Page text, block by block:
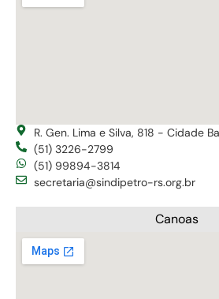
R. Gen. Lima e Silva, 818 - Cidade
(51) 3226-2799
(51) 99894-3814
secretaria@sindipetro-rs.org.br
Canoas